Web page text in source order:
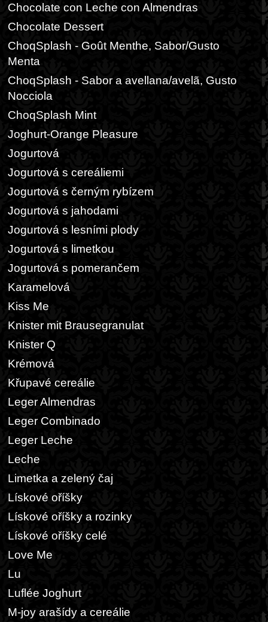
Chocolate con Leche con Almendras
Chocolate Dessert
ChoqSplash - Goût Menthe, Sabor/Gusto
Menta
ChoqSplash - Sabor a avellana/avelã, Gusto
Nocciola
ChoqSplash Mint
Joghurt-Orange Pleasure
Jogurtová
Jogurtová s cereáliemi
Jogurtová s černým rybízem
Jogurtová s jahodami
Jogurtová s lesními plody
Jogurtová s limetkou
Jogurtová s pomerančem
Karamelová
Kiss Me
Knister mit Brausegranulat
Knister Q
Krémová
Křupavé cereálie
Leger Almendras
Leger Combinado
Leger Leche
Leche
Limetka a zelený čaj
Lískové oříšky
Lískové oříšky a rozinky
Lískové oříšky celé
Love Me
Lu
Luflée Joghurt
M-joy arašídy a cereálie